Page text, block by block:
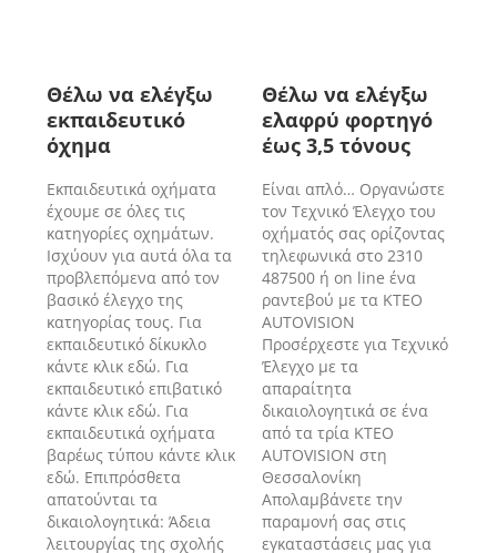
Θέλω να ελέγξω
εκπαιδευτικό
όχημα
Εκπαιδευτικά οχήματα
έχουμε σε όλες τις
κατηγορίες οχημάτων.
Ισχύουν για αυτά όλα τα
προβλεπόμενα από τον
βασικό έλεγχο της
κατηγορίας τους. Για
εκπαιδευτικό δίκυκλο
κάντε κλικ εδώ. Για
εκπαιδευτικό επιβατικό
κάντε κλικ εδώ. Για
εκπαιδευτικά οχήματα
βαρέως τύπου κάντε κλικ
εδώ. Επιπρόσθετα
απατούνται τα
δικαιολογητικά: Άδεια
λειτουργίας της σχολής
Θέλω να ελέγξω
ελαφρύ φορτηγό
έως 3,5 τόνους
Είναι απλό… Οργανώστε
τον Τεχνικό Έλεγχο του
οχήματός σας ορίζοντας
τηλεφωνικά στο 2310
487500 ή on line ένα
ραντεβού με τα ΚΤΕΟ
AUTOVISION
Προσέρχεστε για Τεχνικό
Έλεγχο με τα
απαραίτητα
δικαιολογητικά σε ένα
από τα τρία ΚΤΕΟ
AUTOVISION στη
Θεσσαλονίκη
Απολαμβάνετε την
παραμονή σας στις
εγκαταστάσεις μας για